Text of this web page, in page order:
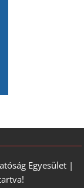
Egyesület |